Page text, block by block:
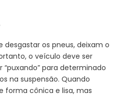
desgastar os pneus, deixam o
o veículo deve ser
para determinado
na suspensão. Quando
forma cônica e lisa, mas